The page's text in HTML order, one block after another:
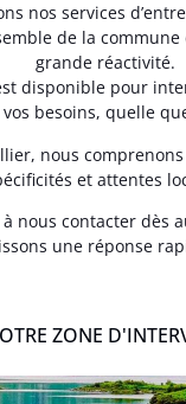
nos services
de la commune
grande réactivité.
disponible pour
besoins, quelle
nous
et attentes
à nous contacter dès
une réponse
ZONE